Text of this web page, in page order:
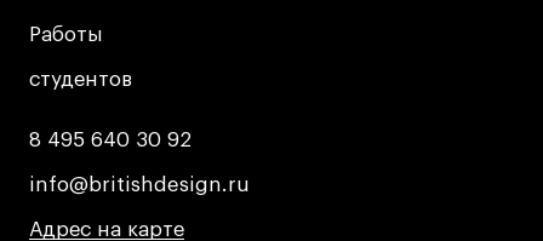
Работы
студентов
Работы
студентов
8 495 640 30 92
8 495 640 30 92
info@britishdesign.ru
info@britishdesign.ru
Адрес на карте
Адрес на карте
Адрес на карте